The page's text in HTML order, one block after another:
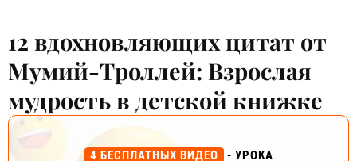
12 вдохновляющих цитат от
Мумий-Троллей: Взрослая
мудрость в детской книжке
4 БЕСПЛАТНЫХ ВИДЕО
- УРОКА